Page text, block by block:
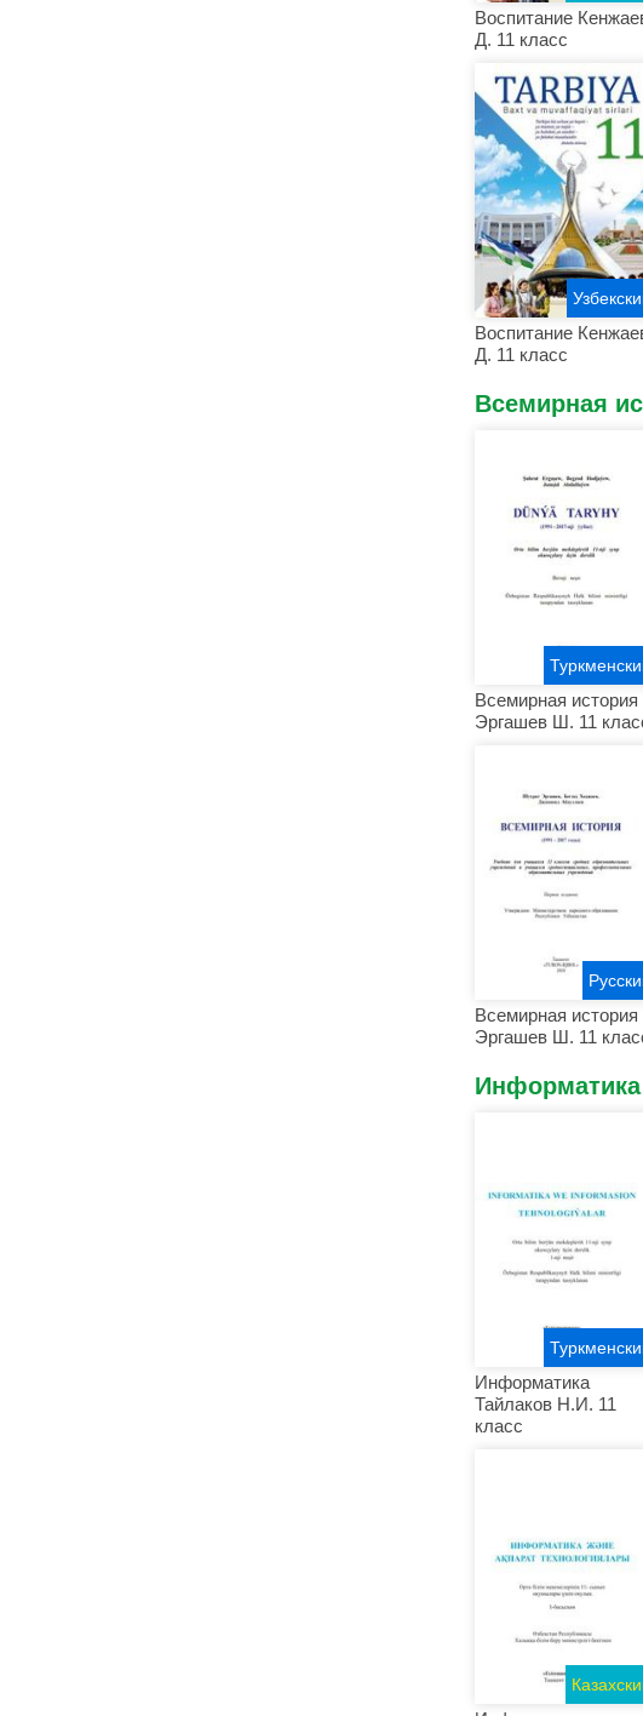
Воспитание
Д. 11 класс
Воспитание
Д. 11 класс
Всемирная
Всемирная история
Эргашев Ш. 11
Всемирная история
Эргашев Ш. 11
Информатика
Информатика
Тайлаков Н.И. 11
класс